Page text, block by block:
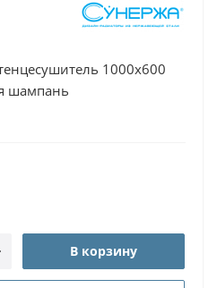
1000х600
шампань
В корзину